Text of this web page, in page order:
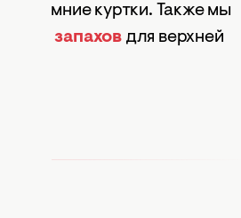
зимние куртки. Также мы
запахов для верхней